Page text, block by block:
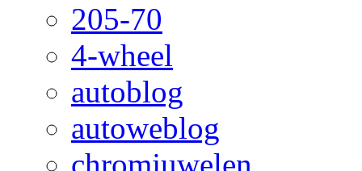
205-70
4-wheel
autoblog
autoweblog
chromjuwelen